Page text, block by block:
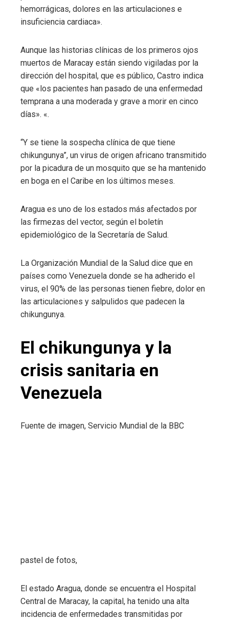
hemorrágicas, dolores en las articulaciones e
insuficiencia cardiaca».
Aunque las historias clínicas de los primeros ojos
muertos de Maracay están siendo vigiladas por la
dirección del hospital, que es público, Castro indica
que «los pacientes han pasado de una enfermedad
temprana a una moderada y grave a morir en cinco
días». «.
“Y se tiene la sospecha clínica de que tiene
chikungunya”, un virus de origen africano transmitido
por la picadura de un mosquito que se ha mantenido
en boga en el Caribe en los últimos meses.
Aragua es uno de los estados más afectados por
las firmezas del vector, según el boletín
epidemiológico de la Secretaría de Salud.
La Organización Mundial de la Salud dice que en
países como Venezuela donde se ha adherido el
virus, el 90% de las personas tienen fiebre, dolor en
las articulaciones y salpulidos que padecen la
chikungunya.
El chikungunya y la
crisis sanitaria en
Venezuela
Fuente de imagen, Servicio Mundial de la BBC
pastel de fotos,
El estado Aragua, donde se encuentra el Hospital
Central de Maracay, la capital, ha tenido una alta
incidencia de enfermedades transmitidas por